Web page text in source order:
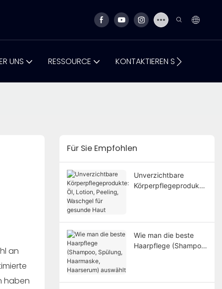
UNS RESSOURCE KONTAKTIEREN SIE UNS
an
haben
Für Sie Empfohlen
Unverzichtbare
Körperpflegeprodukte
Wie man die beste
Haarpflege (Shampoo,